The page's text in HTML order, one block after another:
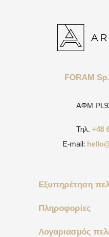
FORAM
ΑΦΜ
Τηλ. +48
E-mail:
Εξυπηρέτηση
Πληροφορίες
Λογαριασμός